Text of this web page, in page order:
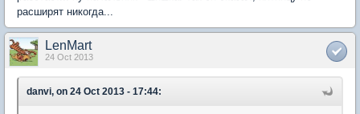
расширят никогда...
LenMart
24 Oct 2013
danvi, on 24 Oct 2013 - 17:44: